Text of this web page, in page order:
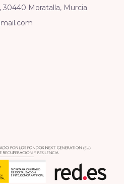
30440 Moratalla, Murcia